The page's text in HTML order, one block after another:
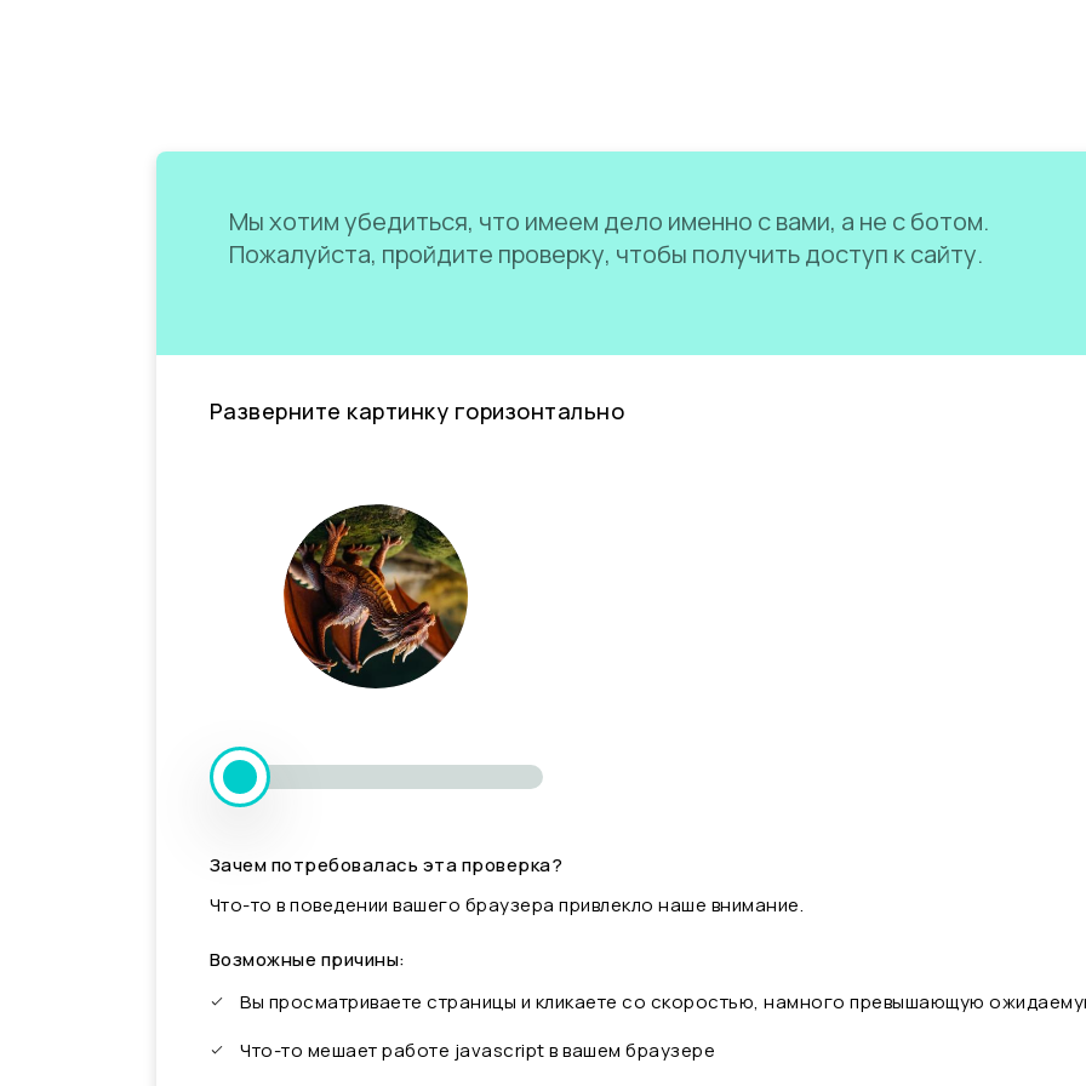
Мы хотим убедиться, что имеем дело именно с вами, а не с ботом.
Пожалуйста, пройдите проверку, чтобы получить доступ к сайту.
Разверните картинку горизонтально
Зачем потребовалась эта проверка?
Что-то в поведении вашего браузера привлекло наше внимание.
Возможные причины:
Вы просматриваете страницы и кликаете со скоростью, намного превышающую
Что-то мешает работе javascript в вашем браузере